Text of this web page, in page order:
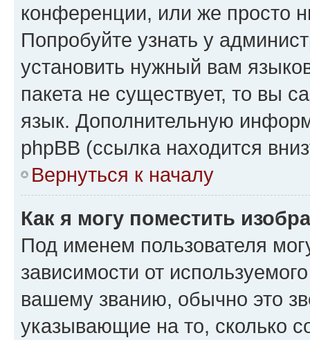
конференции, или же просто
Попробуйте узнать у
установить нужный вам
пакета не существует, то вы
язык. Дополнительную
phpBB (ссылка находится
Вернуться к началу
Как я могу поместить
Под именем пользователя
зависимости от
вашему званию, обычно это
указывающие на то, сколько